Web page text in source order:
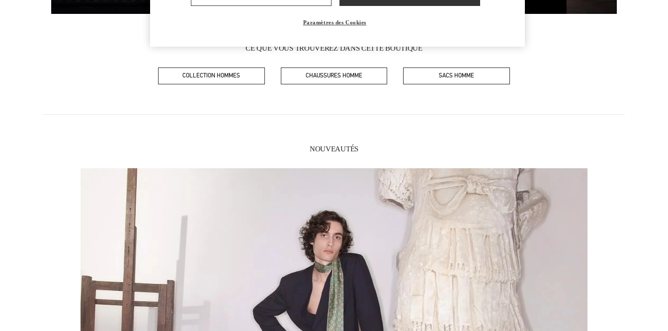
CE QUE VOUS TROUVEREZ DANS CETTE BOUTIQUE
COLLECTION HOMMES CHAUSSURES HOMME SACS HOMME
NOUVEAUTÉS
Paramètres des Cookies